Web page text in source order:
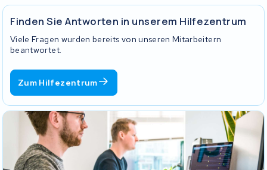
Bimas
Finden Sie Antworten in unserem Hilfezentrum
Viele Fragen wurden bereits von unseren Mitarbeitern
beantwortet.
Zum Hilfezentrum